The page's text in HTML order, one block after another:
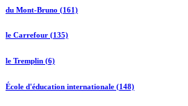
du Mont-Bruno (161)
le Carrefour (135)
le Tremplin (6)
École d'éducation internationale (148)